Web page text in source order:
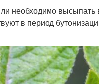
необходимо
в период